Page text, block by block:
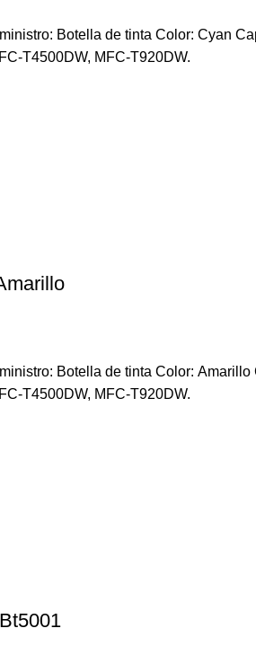
Botella de tinta Color: Cyan
T4500DW, MFC-T920DW.
Botella de tinta Color:
T4500DW, MFC-T920DW.